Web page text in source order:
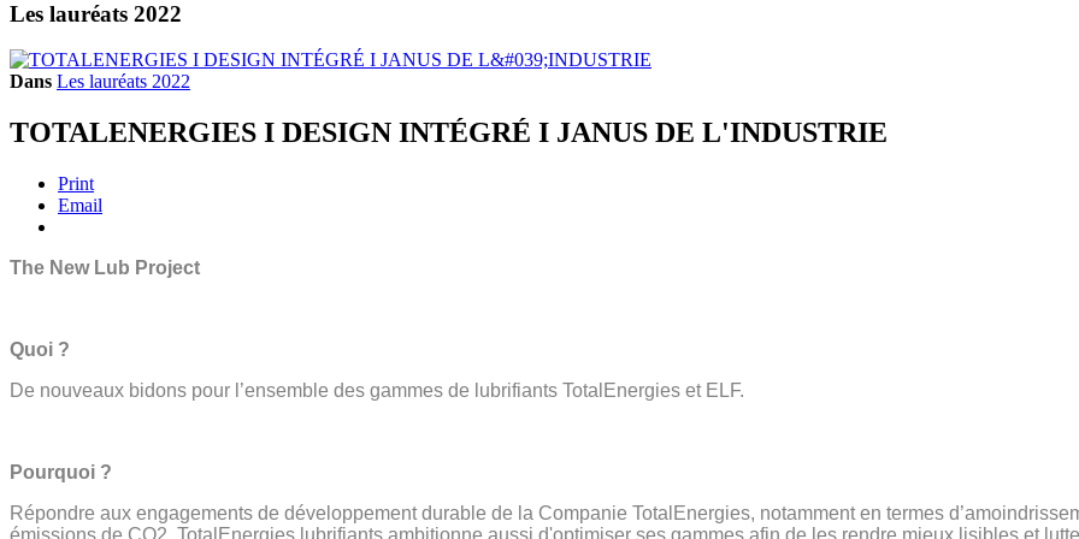
Les lauréats 2022
Dans Les lauréats 2022
TOTALENERGIES I DESIGN INTÉGRÉ I JANUS DE L'INDUSTRIE
Print
Email
The New Lub Project
Quoi ?
De nouveaux bidons pour l’ensemble des gammes de lubrifiants TotalEnergies et ELF.
Pourquoi ?
Répondre aux engagements de développement durable de la Companie TotalEnergies, notamment en termes